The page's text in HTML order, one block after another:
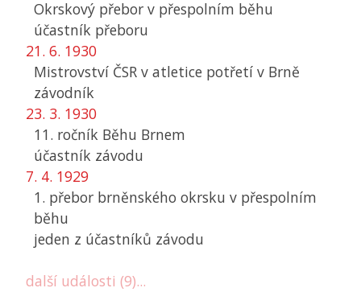
Okrskový přebor v přespolním běhu
účastník přeboru
21. 6. 1930
Mistrovství ČSR v atletice potřetí v Brně
závodník
23. 3. 1930
11. ročník Běhu Brnem
účastník závodu
7. 4. 1929
1. přebor brněnského okrsku v přespolním
běhu
jeden z účastníků závodu
další události (9)...